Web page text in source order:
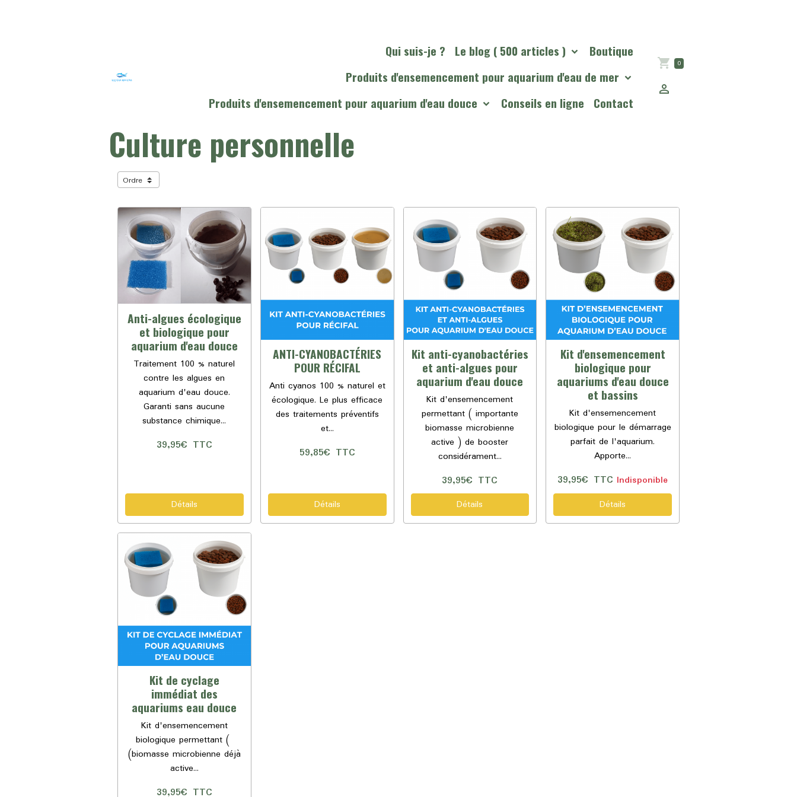
Qui suis-je ? Le blog ( 500 articles )
Boutique
Produits d'ensemencement pour aquarium d'eau de mer
Produits d'ensemencement pour aquarium d'eau douce
Conseils en ligne Contact
0
Culture personnelle
Anti-algues écologique
et biologique pour
aquarium d'eau douce
Traitement 100 % naturel
contre les algues en
aquarium d'eau douce.
Garanti sans aucune
substance chimique...
39,95€ TTC
Détails
ANTI-CYANOBACTÉRIES
POUR RÉCIFAL
Anti cyanos 100 % naturel et
écologique. Le plus efficace
des traitements préventifs
et...
59,85€ TTC
Détails
Kit anti-cyanobactéries
et anti-algues pour
aquarium d'eau douce
Kit d'ensemencement
permettant ( importante
biomasse microbienne
active ) de booster
considérament...
39,95€ TTC
Détails
Kit d'ensemencement
biologique pour
aquariums d'eau douce
et bassins
Kit d'ensemencement
biologique pour le démarrage
parfait de l'aquarium.
Apporte...
39,95€ TTC Indisponible
Détails
Kit de cyclage
immédiat des
aquariums eau douce
Kit d'ensemencement
biologique permettant (
(biomasse microbienne déjà
active...
39,95€ TTC